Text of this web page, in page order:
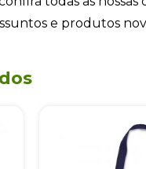
e produtos